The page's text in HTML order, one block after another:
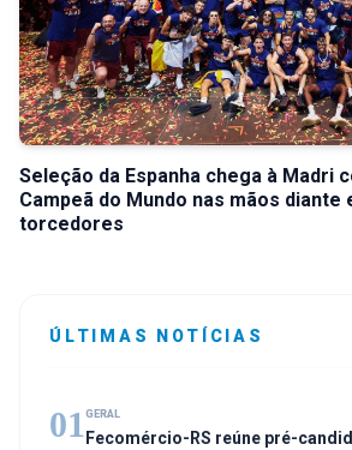
Seleção da Espanha chega à Madri
Campeã do Mundo nas mãos diante
torcedores
ÚLTIMAS NOTÍCIAS
01 GERAL
Fecomércio-RS reúne pré-